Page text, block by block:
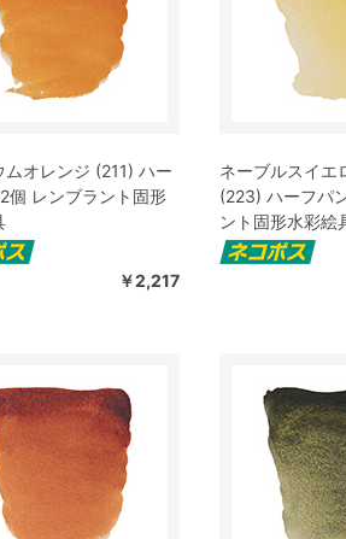
ムオレンジ (211) ハー
個 レンブラント固形
￥2,217
ネーブルスイエ
(223) ハーフパ
ント固形水彩絵